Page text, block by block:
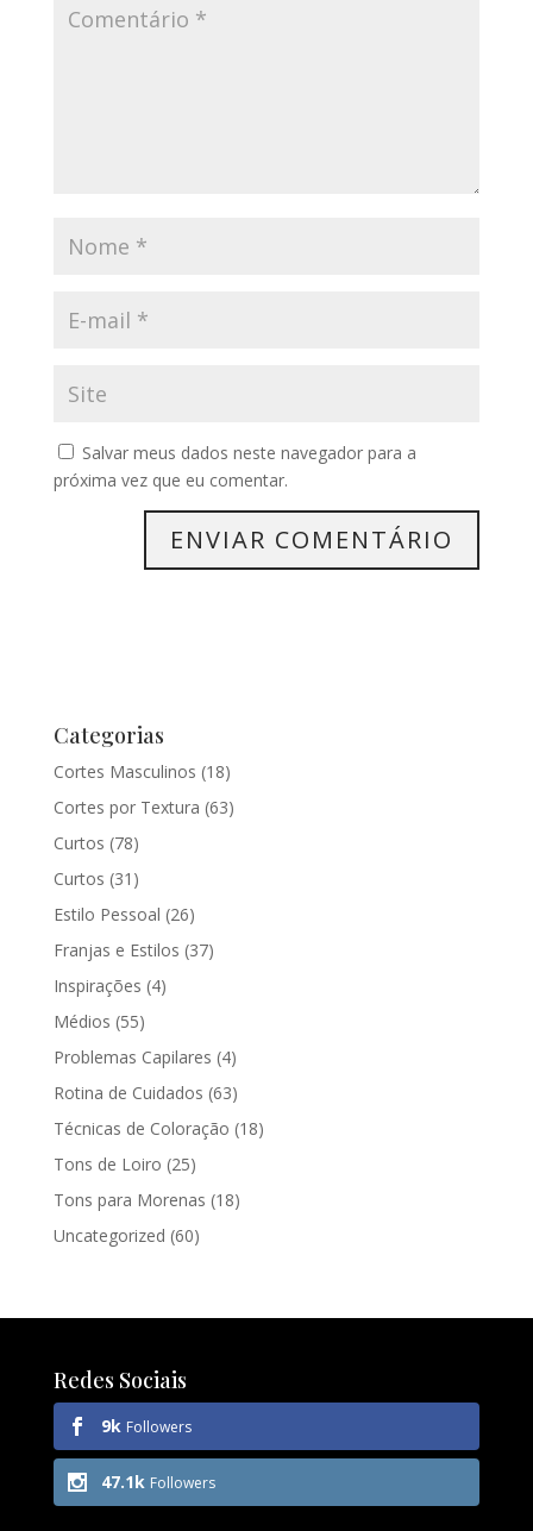
Salvar meus dados neste navegador para a
próxima vez que eu comentar.
Categorias
Cortes Masculinos (18)
Cortes por Textura (63)
Curtos (78)
Curtos (31)
Estilo Pessoal (26)
Franjas e Estilos (37)
Inspirações (4)
Médios (55)
Problemas Capilares (4)
Rotina de Cuidados (63)
Técnicas de Coloração (18)
Tons de Loiro (25)
Tons para Morenas (18)
Uncategorized (60)
Redes Sociais
9k Followers
47.1k Followers